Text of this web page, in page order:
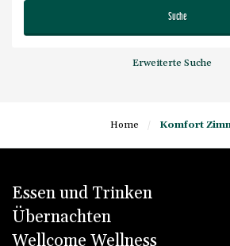
Suche
Erweiterte Suche
Home / Komfort
Essen und Trinken
Übernachten
Wellcome Wellness